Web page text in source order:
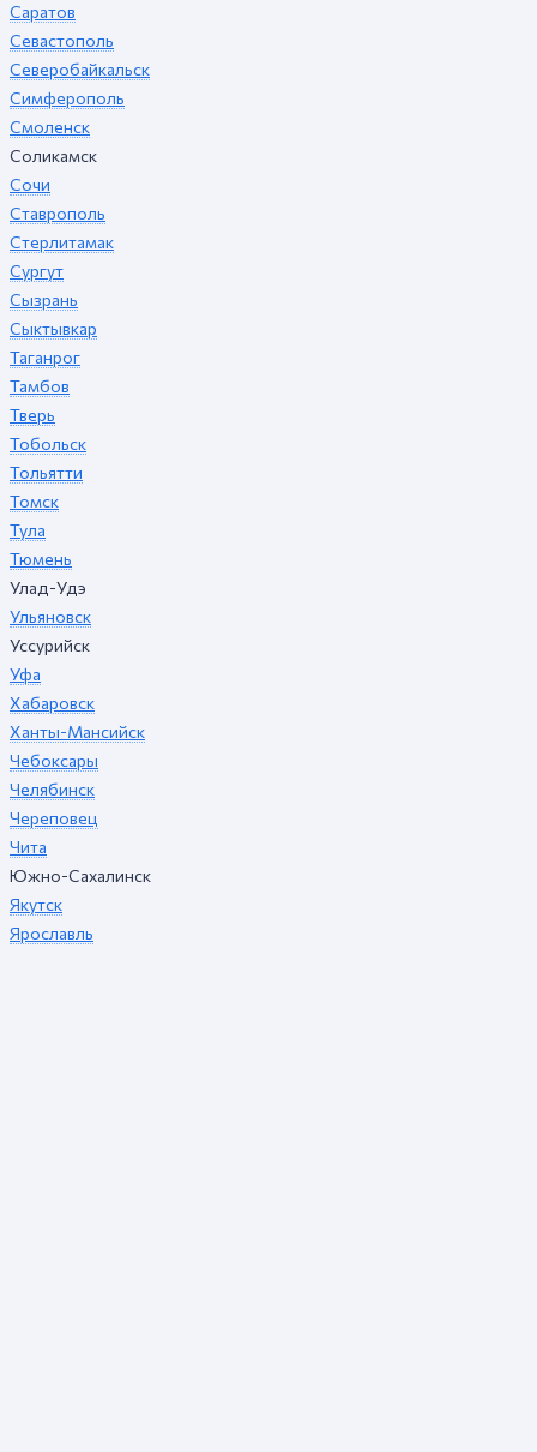
Саратов
Севастополь
Северобайкальск
Симферополь
Смоленск
Соликамск
Сочи
Ставрополь
Стерлитамак
Сургут
Сызрань
Сыктывкар
Таганрог
Тамбов
Тверь
Тобольск
Тольятти
Томск
Тула
Тюмень
Улад-Удэ
Ульяновск
Уссурийск
Уфа
Хабаровск
Ханты-Мансийск
Чебоксары
Челябинск
Череповец
Чита
Южно-Сахалинск
Якутск
Ярославль